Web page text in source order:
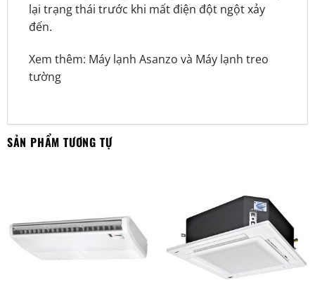
lại trạng thái trước khi mất điện đột ngột xảy
đến.
Xem thêm: Máy lạnh Asanzo và Máy lạnh treo
tường
SẢN PHẨM TƯƠNG TỰ